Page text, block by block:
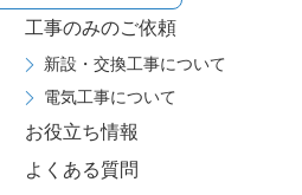
工事のみのご依頼
新設・交換工事について
電気工事について
お役立ち情報
よくある質問